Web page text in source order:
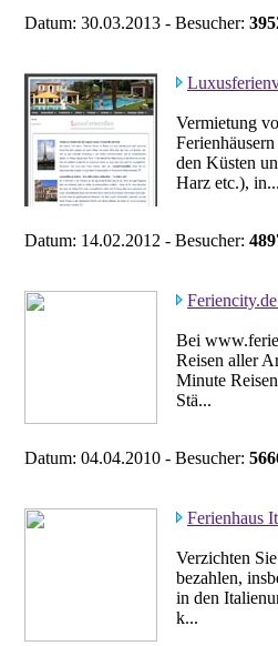
Datum: 30.03.2013 - Besucher:
Vermietung
den Küsten
Harz etc.),
Datum: 14.02.2012 - Besucher:
Bei
Reisen aller
Minute
Stä...
Datum: 04.04.2010 - Besucher:
Ferienhaus
Verzichten
bezahlen,
in den
k...